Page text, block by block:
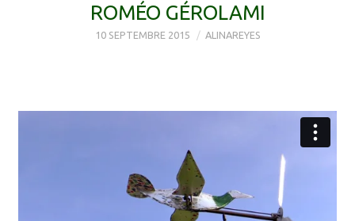
ROMÉO GÉROLAMI
10 SEPTEMBRE 2015 ALINAREYES